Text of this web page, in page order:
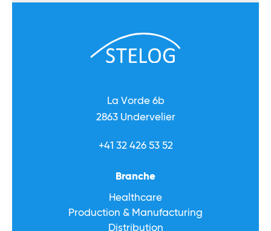
La Vorde 6b
2863 Undervelier
+41 32 426 53 52
Branche
Healthcare
Production & Manufacturing
Distribution